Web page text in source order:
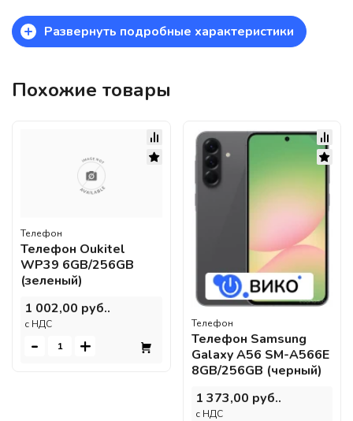
+ Развернуть подробные характеристики
Похожие товары
Телефон
Телефон Oukitel
WP39 6GB/256GB
(зеленый)
1 002,00 руб..
c НДС
- +
Телефон
Телефон Samsung
Galaxy A56 SM-A566E
8GB/256GB (черный)
1 373,00 руб..
c НДС